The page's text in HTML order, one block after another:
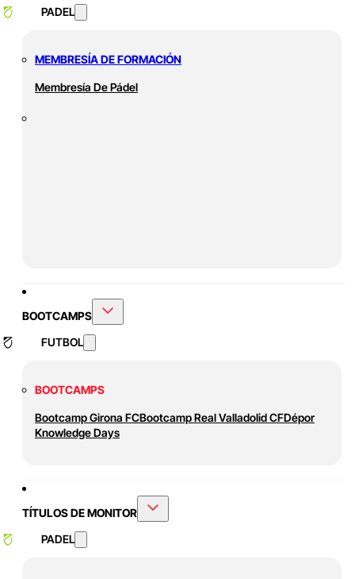
PADEL
MEMBRESÍA DE FORMACIÓN
Membresía De Pádel
BOOTCAMPS
FUTBOL
BOOTCAMPS
Bootcamp Girona FCBootcamp Real Valladolid CFDépor
Knowledge Days
TÍTULOS DE MONITOR
PADEL